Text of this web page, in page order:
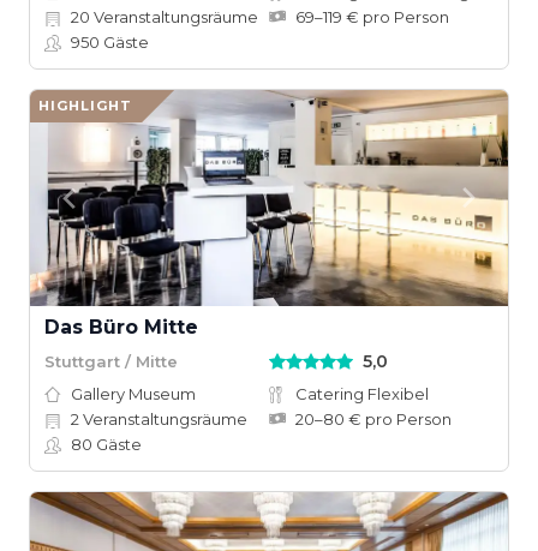
20 Veranstaltungsräume
69–119 € pro Person
950 Gäste
HIGHLIGHT
Das Büro Mitte
Stuttgart / Mitte 5,0
Gallery Museum
Catering Flexibel
2 Veranstaltungsräume
20–80 € pro Person
80 Gäste